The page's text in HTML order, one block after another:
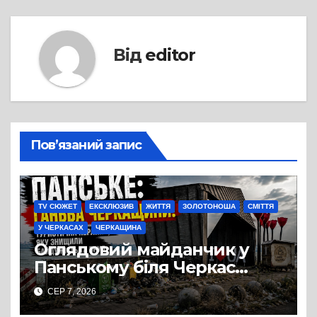
Від editor
Пов’язаний запис
TV СЮЖЕТ ЕКСКЛЮЗИВ ЖИТТЯ ЗОЛОТОНОША СМІТТЯ
У ЧЕРКАСАХ ЧЕРКАЩИНА
Оглядовий майданчик у
Панському біля Черкас
перетворився на занедбане
сміттєзвалище
СЕР 7, 2026